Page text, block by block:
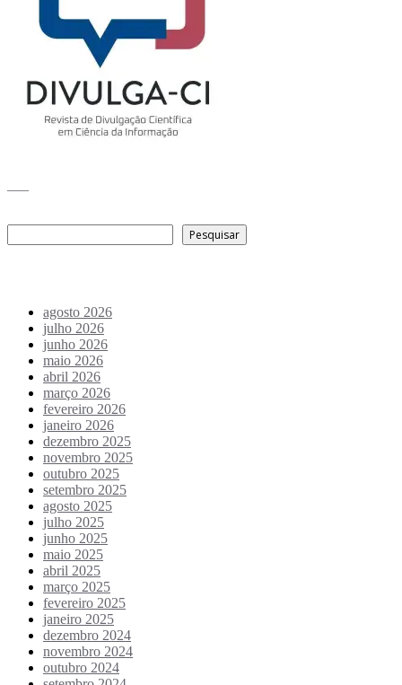
Pesquisar
agosto 2026
julho 2026
junho 2026
maio 2026
abril 2026
março 2026
fevereiro 2026
janeiro 2026
dezembro 2025
novembro 2025
outubro 2025
setembro 2025
agosto 2025
julho 2025
junho 2025
maio 2025
abril 2025
março 2025
fevereiro 2025
janeiro 2025
dezembro 2024
novembro 2024
outubro 2024